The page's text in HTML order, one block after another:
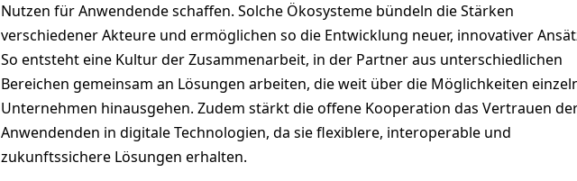
Nutzen für Anwendende schaffen. Solche Ökosysteme bündeln die Stärken
verschiedener Akteure und ermöglichen so die Entwicklung neuer, innovativer
So entsteht eine Kultur der Zusammenarbeit, in der Partner aus unterschiedlichen
Bereichen gemeinsam an Lösungen arbeiten, die weit über die Möglichkeiten
Unternehmen hinausgehen. Zudem stärkt die offene Kooperation das Vertrauen
Anwendenden in digitale Technologien, da sie flexiblere, interoperable und
zukunftssichere Lösungen erhalten.